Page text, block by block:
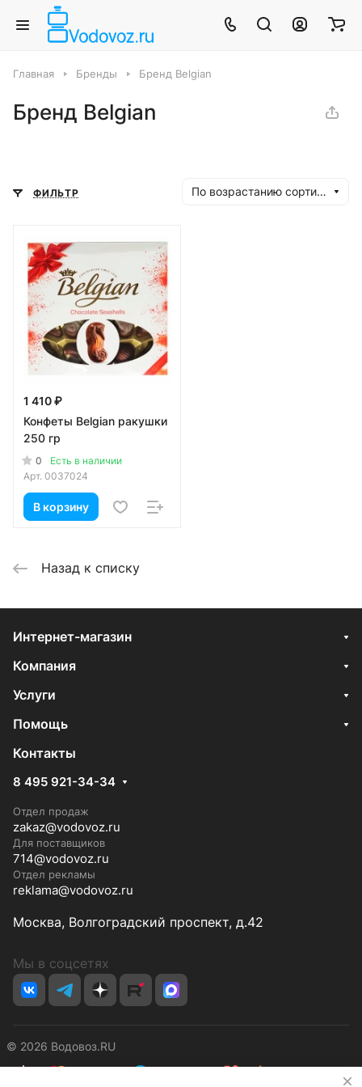
Главная Бренды Бренд Belgian
Бренд Belgian
ФИЛЬТР По возрастанию сортировки
1 410 ₽
Конфеты Belgian ракушки
250 гр
0
Есть в наличии
Арт. 0037024
В корзину
Назад к списку
Интернет-магазин
Компания
Услуги
Помощь
Контакты
8 495 921-34-34
Отдел продаж
zakaz@vodovoz.ru
Для поставщиков
714@vodovoz.ru
Отдел рекламы
reklama@vodovoz.ru
Москва, Волгоградский проспект, д.42
Мы в соцсетях
© 2026 Водовоз.RU